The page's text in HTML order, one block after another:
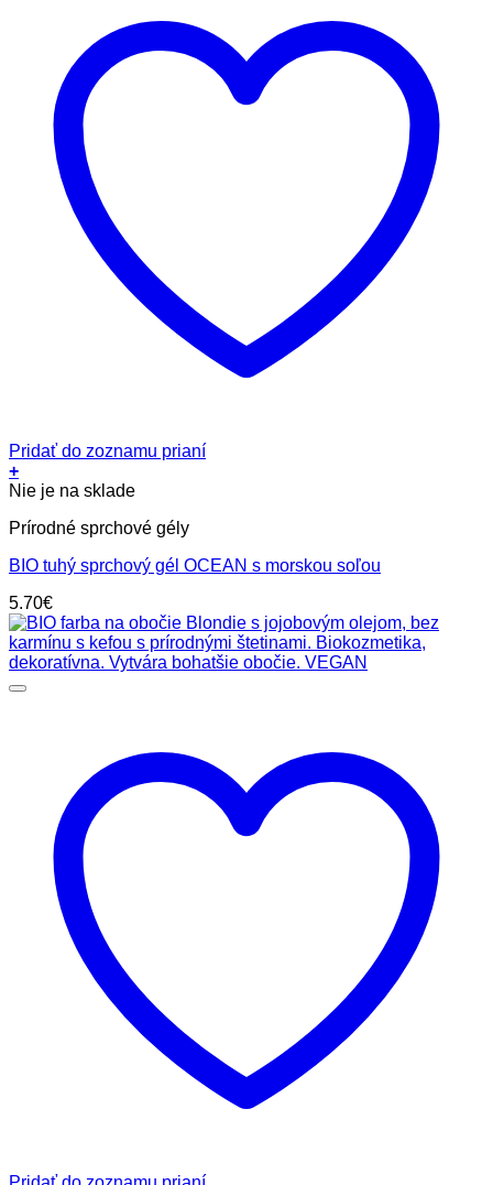
Pridať do zoznamu prianí
+
Nie je na sklade
Prírodné sprchové gély
BIO tuhý sprchový gél OCEAN s morskou soľou
5.70€